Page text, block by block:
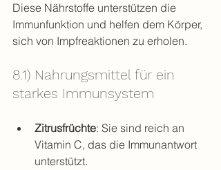
Diese Nährstoffe unterstützen die
Immunfunktion und helfen dem Körper,
sich von Impfreaktionen zu erholen.
8.1) Nahrungsmittel für ein
starkes Immunsystem
Zitrusfrüchte: Sie sind reich an
Vitamin C, das die Immunantwort
unterstützt.